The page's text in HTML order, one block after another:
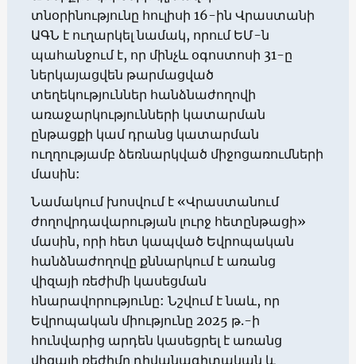
տնօրինությունը հուլիսի 16-ին Վրաստանի
ԱԳՆ է ուղարկել նամակ, որում ԵՄ-ն
պահանջում է, որ մինչև օգոստոսի 31-ը
ներկայացվեն թարմացված
տեղեկություններ հանձնաժողովի
առաջարկությունների կատարման
ընթացքի կամ դրանց կատարման
ուղղությամբ ձեռնարկված միջոցառումների
մասին:
Նամակում խոսվում է «Վրաստանում
ժողովրդավարության լուրջ հետընթացի»
մասին, որի հետ կապված Եվրոպական
հանձնաժողովը քննարկում է առանց
վիզայի ռեժիմի կասեցման
հնարավորությունը: Նշվում է նաև, որ
Եվրոպական միությունը 2025 թ.-ի
հունվարից արդեն կասեցրել է առանց
վիզայի ռեժիմը դիվանագիտական և